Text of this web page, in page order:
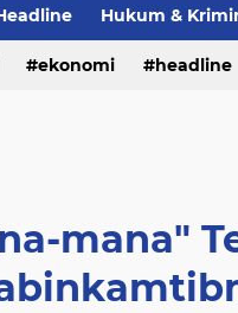
Hukum &
TNI & POLRI UU
ekonomi headline
mana"